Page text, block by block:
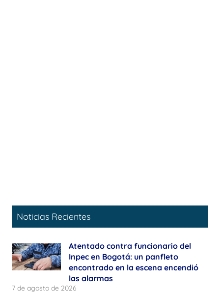
Noticias Recientes
Atentado contra funcionario del
Inpec en Bogotá: un panfleto
encontrado en la escena encendió
las alarmas
7 de agosto de 2026